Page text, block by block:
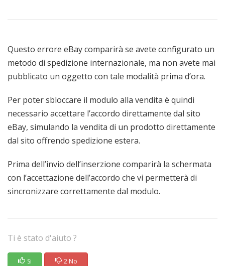
Questo errore eBay comparirà se avete configurato un
metodo di spedizione internazionale, ma non avete mai
pubblicato un oggetto con tale modalità prima d’ora.
Per poter sbloccare il modulo alla vendita è quindi
necessario accettare l’accordo direttamente dal sito
eBay, simulando la vendita di un prodotto direttamente
dal sito offrendo spedizione estera.
Prima dell’invio dell’inserzione comparirà la schermata
con l’accettazione dell’accordo che vi permetterà di
sincronizzare correttamente dal modulo.
Ti è stato d'aiuto ?
Si 2 No